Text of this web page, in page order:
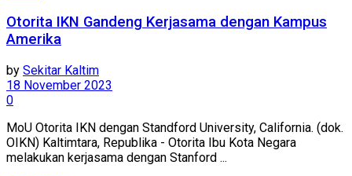
Otorita IKN Gandeng Kerjasama dengan Kampus
Amerika
by Sekitar Kaltim
18 November 2023
0
MoU Otorita IKN dengan Standford University, California. (dok.
OIKN) Kaltimtara, Republika - Otorita Ibu Kota Negara
melakukan kerjasama dengan Stanford ...